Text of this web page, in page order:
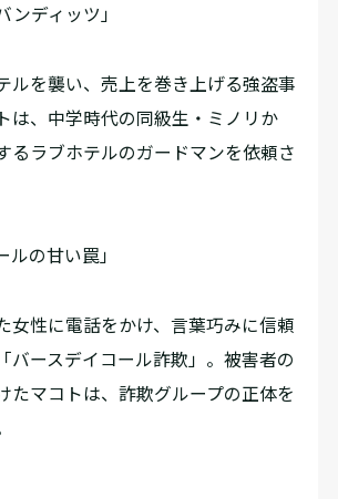
ンディッツ」
ルを襲い、売上を巻き上げる強盗事
は、中学時代の同級生・ミノリか
るラブホテルのガードマンを依頼さ
ルの甘い罠」
女性に電話をかけ、言葉巧みに信頼
バースデイコール詐欺」。被害者の
たマコトは、詐欺グループの正体を